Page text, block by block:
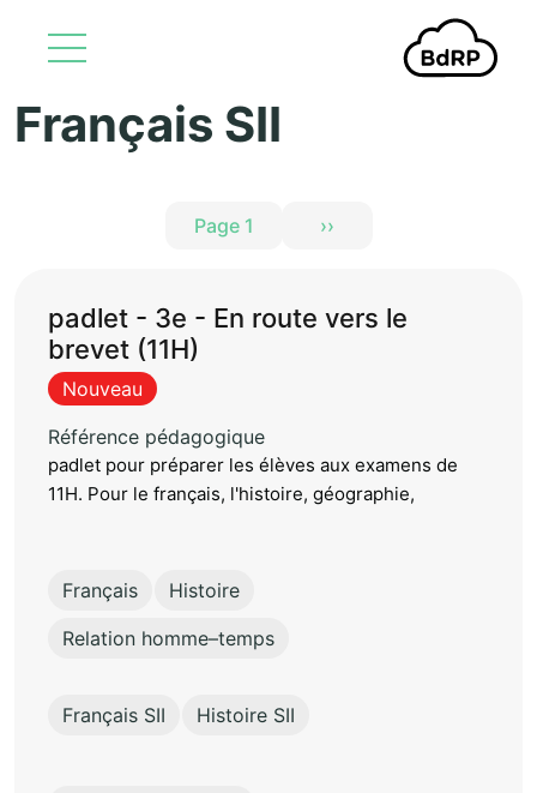
Aller au contenu principal
Français SII
Page 1 ››
padlet - 3e - En route vers le
brevet (11H)
Nouveau
Référence pédagogique
padlet pour préparer les élèves aux examens de
11H. Pour le français, l'histoire, géographie,
Français
Histoire
Relation homme–temps
Français SII Histoire SII